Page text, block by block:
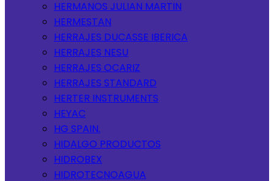
HERMANOS JULIAN MARTIN
HERMESTAN
HERRAJES DUCASSE IBERICA
HERRAJES NESU
HERRAJES OCARIZ
HERRAJES STANDARD
HERTER INSTRUMENTS
HEYAC
HG SPAIN.
HIDALGO PRODUCTOS
HIDROBEX
HIDROTECNOAGUA